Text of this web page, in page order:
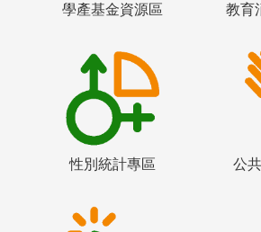
學產基金資源區 教育
性別統計專區 公